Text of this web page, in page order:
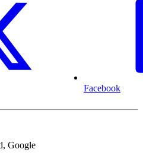
Facebook
Google